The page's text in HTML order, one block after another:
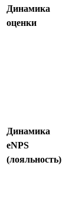
Динамика
оценки
Динамика
eNPS
(лояльность)